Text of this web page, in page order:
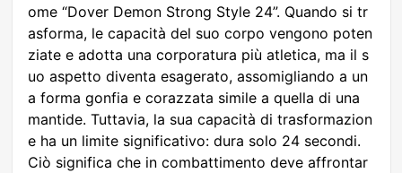
ome “Dover Demon Strong Style 24”. Quando si tr
asforma, le capacità del suo corpo vengono poten
ziate e adotta una corporatura più atletica, ma il s
uo aspetto diventa esagerato, assomigliando a un
a forma gonfia e corazzata simile a quella di una
mantide. Tuttavia, la sua capacità di trasformazion
e ha un limite significativo: dura solo 24 secondi.
Ciò significa che in combattimento deve affrontar